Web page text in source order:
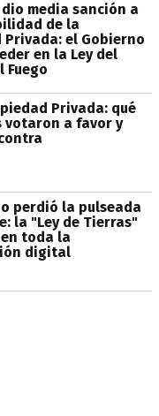
dio media sanción a
de la
Privada: el Gobierno
en la Ley del
Fuego
Privada: qué
votaron a favor y
perdió la pulseada
la "Ley de Tierras"
toda la
digital